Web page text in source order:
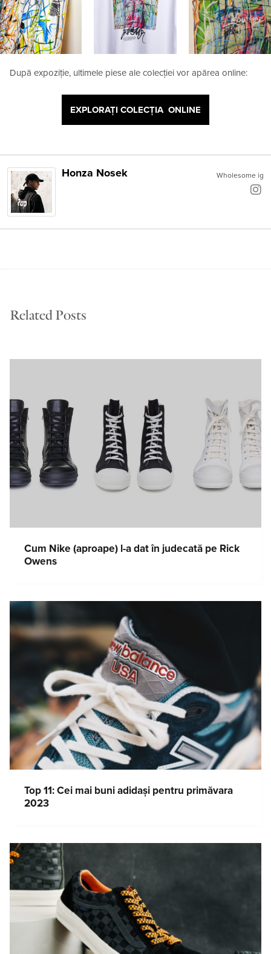
După expoziție, ultimele piese ale colecției vor apărea online:
EXPLORAȚI COLECȚIA ONLINE
Wholesome ig
Honza Nosek
Related Posts
Cum Nike (aproape) l-a dat în judecată pe Rick
Owens
Top 11: Cei mai buni adidași pentru primăvara
2023